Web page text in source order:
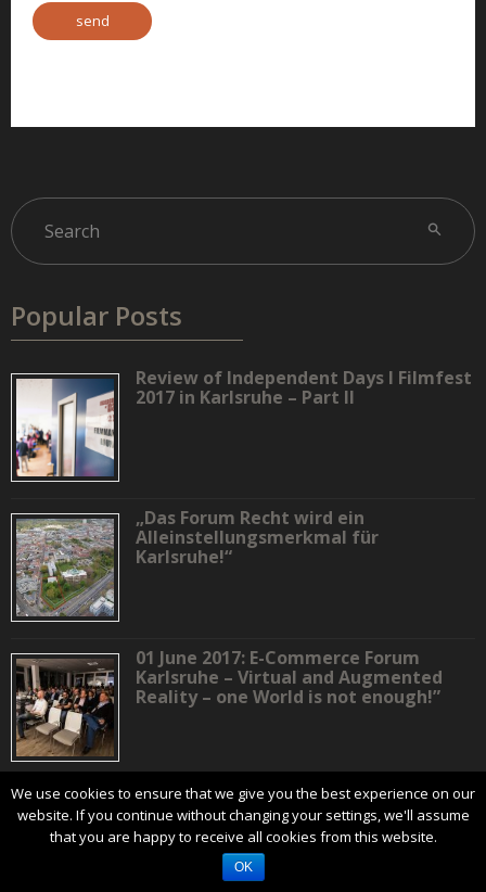
Popular Posts
Review of Independent Days I Filmfest
2017 in Karlsruhe – Part II
„Das Forum Recht wird ein
Alleinstellungsmerkmal für
Karlsruhe!“
01 June 2017: E-Commerce Forum
Karlsruhe – Virtual and Augmented
Reality – one World is not enough!”
India Summer Days – Baden-
Württemberg meets Maharashtra
We use cookies to ensure that we give you the best experience on our
website. If you continue without changing your settings, we'll assume
that you are happy to receive all cookies from this website.
OK